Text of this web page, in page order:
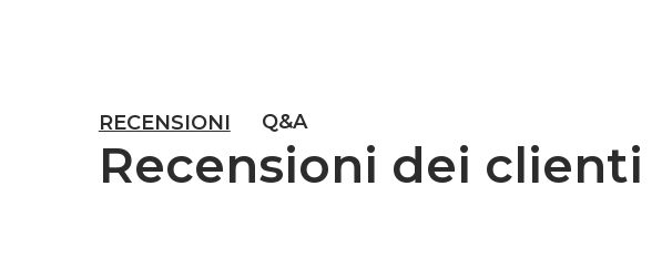
RECENSIONI Q&A
Recensioni dei clienti